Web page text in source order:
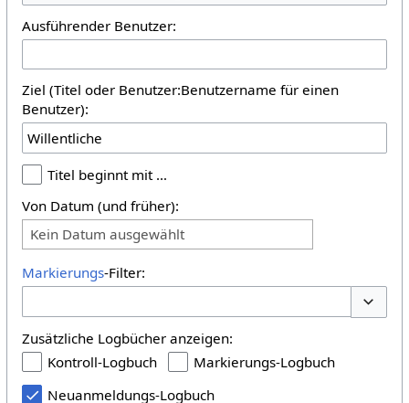
Ausführender Benutzer:
Ziel (Titel oder Benutzer:Benutzername für einen
Benutzer):
Titel beginnt mit …
Von Datum (und früher):
Kein Datum ausgewählt
Markierungs-Filter:
Zusätzliche Logbücher anzeigen:
Kontroll-Logbuch
Markierungs-Logbuch
Neuanmeldungs-Logbuch